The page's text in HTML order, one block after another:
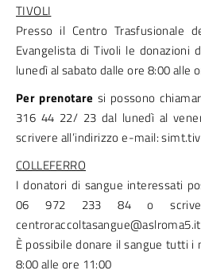
TIVOLI
Presso il Centro Trasfusionale
Evangelista di Tivoli le donazioni
lunedì al sabato dalle ore 8:00 alle
Per prenotare si possono
316 44 22/ 23 dal lunedì al
scrivere all’indirizzo e-mail:
COLLEFERRO
I donatori di sangue interessati
06 972 233 84 o
centroraccoltasangue@aslroma5.it
È possibile donare il sangue tutti
8:00 alle ore 11:00